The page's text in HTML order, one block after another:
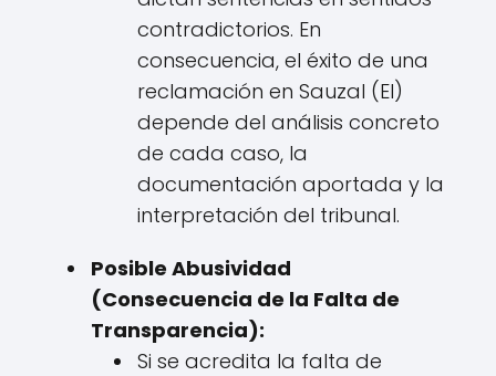
contradictorios. En
consecuencia, el éxito de una
reclamación en Sauzal (El)
depende del análisis concreto
de cada caso, la
documentación aportada y la
interpretación del tribunal.
Posible Abusividad
(Consecuencia de la Falta de
Transparencia):
Si se acredita la falta de